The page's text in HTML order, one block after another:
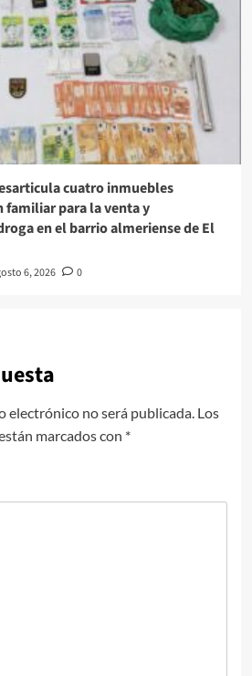
cuatro inmuebles
familiar para la venta y
en el barrio almeriense de El
6, 2026 0
electrónico no será publicada. Los
marcados con *